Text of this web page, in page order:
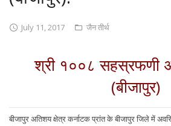
July 11, 2017 जैन तीर्थ
श्री १००८ सहस्रफणी
(बीजापुर)
बीजापुर अतिशय क्षेत्र कर्नाटक प्रांत के बीजापुर जिले में